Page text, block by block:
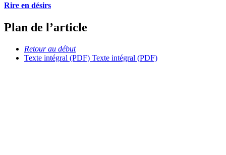
Rire en désirs
Plan de l’article
Retour au début
Texte intégral (PDF) Texte intégral (PDF)